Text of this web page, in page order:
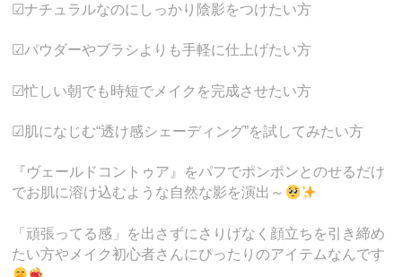
☑ナチュラルなのにしっかり陰影をつけたい方
☑パウダーやブラシよりも手軽に仕上げたい方
☑忙しい朝でも時短でメイクを完成させたい方
☑肌になじむ“透け感シェーディング”を試してみたい方
『ヴェールドコントゥア』をパフでポンポンとのせるだけ
でお肌に溶け込むような自然な影を演出～
「頑張ってる感」を出さずにさりげなく顔立ちを引き締め
たい方やメイク初心者さんにぴったりのアイテムなんです